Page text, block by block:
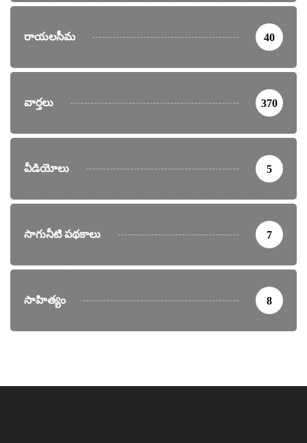
రాయలసీమ 40
వార్తలు 370
వీడియోలు 5
సాగునీటి పథకాలు 7
సాహిత్యం 8